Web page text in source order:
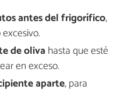
antes del frigorífico,
de oliva hasta que esté
en exceso.
aparte, para